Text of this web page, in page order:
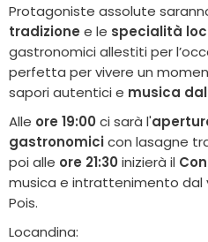
Protagoniste assolute
tradizione e le specialità
gastronomici allestiti per
perfetta per vivere un
sapori autentici e musica
Alle ore 19:00ci sarà l'
gastronomicicon lasagne
poi alle ore 21:30inizierà il
musica e intrattenimento dal
Pois.
Locandina: